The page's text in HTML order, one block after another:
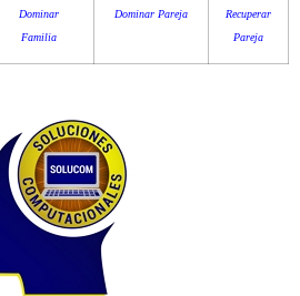
Dominar
Familia
Dominar Pareja
Recuperar
Pareja